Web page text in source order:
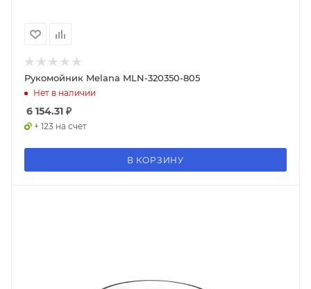
Рукомойник Melana MLN-320350-805
Нет в наличии
6 154.31 ₽
+ 123 на счет
В КОРЗИНУ